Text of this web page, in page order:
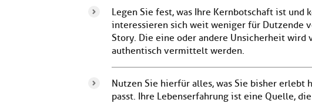
Legen Sie fest, was Ihre Kernbotschaft ist und
interessieren sich weit weniger für Dutzende
Story. Die eine oder andere Unsicherheit wird
authentisch vermittelt werden.
Nutzen Sie hierfür alles, was Sie bisher erlebt
passt. Ihre Lebenserfahrung ist eine Quelle,